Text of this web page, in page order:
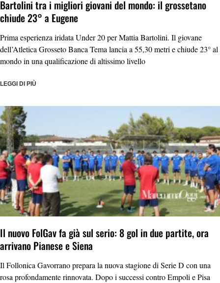
Bartolini tra i migliori giovani del mondo: il grossetano
chiude 23° a Eugene
Prima esperienza iridata Under 20 per Mattia Bartolini. Il giovane
dell’Atletica Grosseto Banca Tema lancia a 55,30 metri e chiude 23° al
mondo in una qualificazione di altissimo livello
LEGGI DI PIÙ
Il nuovo FolGav fa già sul serio: 8 gol in due partite, ora
arrivano Pianese e Siena
Il Follonica Gavorrano prepara la nuova stagione di Serie D con una
rosa profondamente rinnovata. Dopo i successi contro Empoli e Pisa